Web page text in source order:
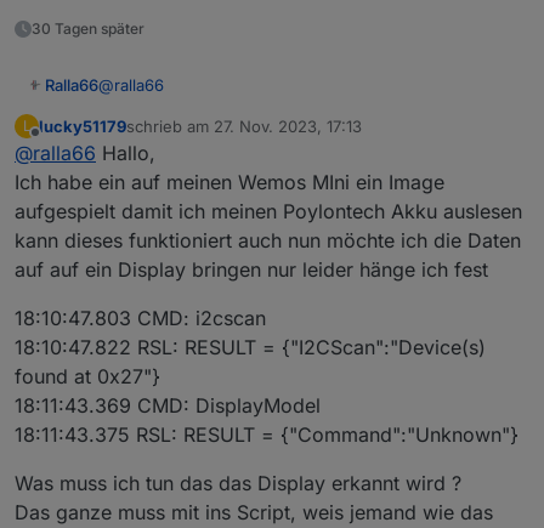
}
30 Tagen später
Ralla66@ralla66
Hab grad nen run,
wers brauch mit LCD 16x2
.bin ist die von wal
LCD 16x2 mit I2C IIC Adapter serielle Schnittstelle für
LCD Display 1602
Video dazu
Wemos
D5 ist SCL
i2cscan // soll 0x27 Adresse LCD
DisplayModel 1
DisplayMode 0
DisplayRefresh 2
DisplayAddress // soll 39
DisplayCols 16
DisplayMode 0 // 0 umschalten Text Modus, 1 ist
Uhrzeit und Datum, 2 ESP Info
DisplayText [l2c1] I2C Adapter //l ist Line, c ist Col
DisplayClear // Text Löschen
L
Offline
lucky51179schrieb am 27. Nov. 2023, 17:13
zuletzt editiert von
@ralla66 Hallo,
Ich habe ein auf meinen Wemos MIni ein Image
aufgespielt damit ich meinen Poylontech Akku auslesen
kann dieses funktioniert auch nun möchte ich die Daten
auf auf ein Display bringen nur leider hänge ich fest
18:10:47.803 CMD: i2cscan
18:10:47.822 RSL: RESULT = {"I2CScan":"Device(s)
found at 0x27"}
18:11:43.369 CMD: DisplayModel
18:11:43.375 RSL: RESULT = {"Command":"Unknown"}
Was muss ich tun das das Display erkannt wird ?
Das ganze muss mit ins Script, weis jemand wie das